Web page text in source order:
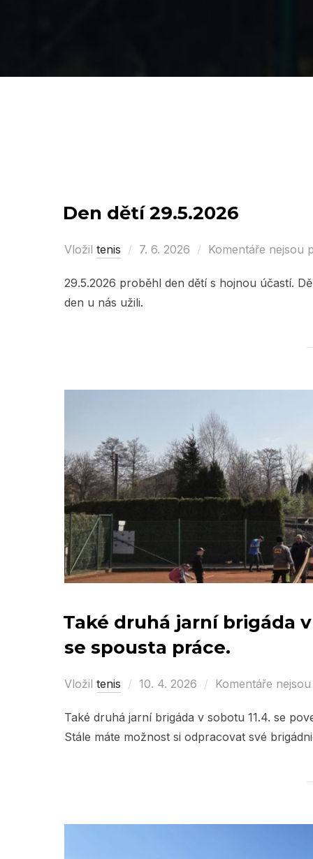
Den dětí 29.5.2026
Vložil tenis
Posted
7. 6. 2026 Komentáře nejsou
29.5.2026 proběhl den dětí s hojnou účastí.
den u nás užili.
Také druhá jarní brigáda
se spousta práce.
Vložil tenis
Posted
10. 4. 2026 Komentáře
Také druhá jarní brigáda v sobotu 11.4. se
Stále máte možnost si odpracovat své